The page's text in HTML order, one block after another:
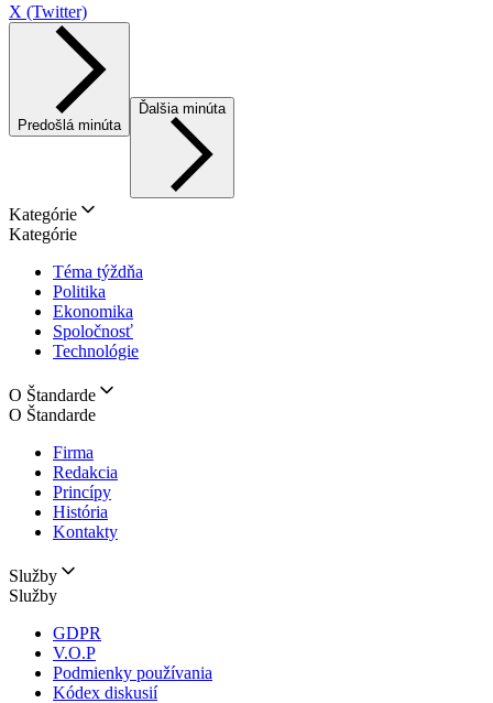
X (Twitter)
Predošlá minúta
Ďalšia minúta
Kategórie
Kategórie
Téma týždňa
Politika
Ekonomika
Spoločnosť
Technológie
O Štandarde
O Štandarde
Firma
Redakcia
Princípy
História
Kontakty
Služby
Služby
GDPR
V.O.P
Podmienky používania
Kódex diskusií